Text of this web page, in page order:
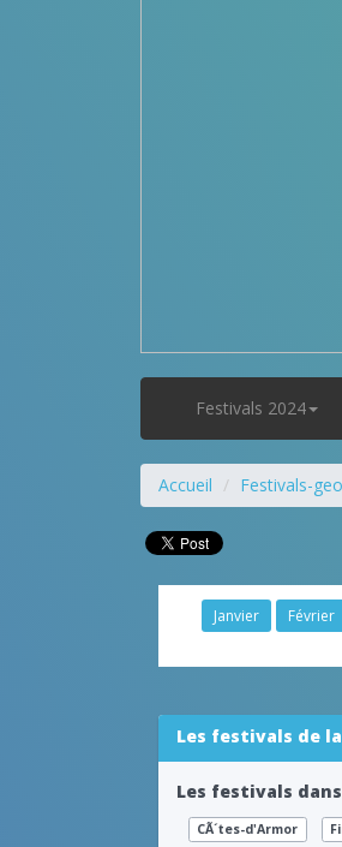
Festivals 2024
Accueil Festivals-geo
Janvier Février
Les festivals de
Les festivals
CÃ´tes-d'Armor